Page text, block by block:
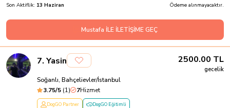
Son Aktiflik: 13 Haziran Ödeme alınmayacaktır.
Mustafa İLE İLETİŞİME GEÇ
7. Yasin 2500.00 TL
gecelik
Soğanlı, Bahçelievler/İstanbul
3.75/5 (1) 7Hizmet
DogGO Partner DogGO Eğitimli